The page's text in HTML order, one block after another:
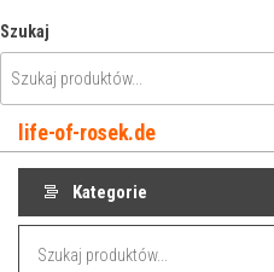
do
treści
Szukaj
life-of-rosek.de
Kategorie